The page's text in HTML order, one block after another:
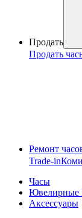
Продать
Продать
Ремонт
Trade-in
Часы
Ювелирные
Аксессуары